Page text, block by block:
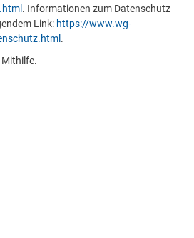
. Informationen zum Datenschutz
Link: https://www.wg-
.
Mithilfe.